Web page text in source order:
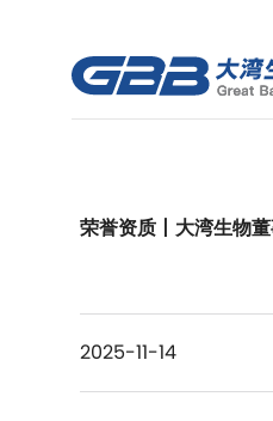
荣誉资质丨大湾生物
2025-11-14